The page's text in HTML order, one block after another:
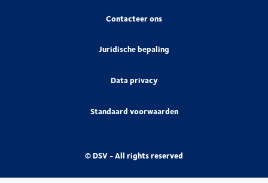
Contacteer ons
Juridische bepaling
Data privacy
Standaard voorwaarden
© DSV - All rights reserved